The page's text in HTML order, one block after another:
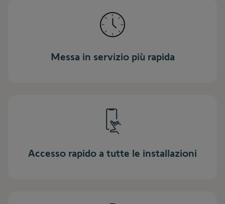
Messa in servizio più rapida
Accesso rapido a tutte le installazioni